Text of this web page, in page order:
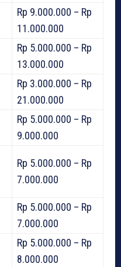
Rp 9.000.000 – Rp
11.000.000
Rp 5.000.000 – Rp
13.000.000
Rp 3.000.000 – Rp
21.000.000
Rp 5.000.000 – Rp
9.000.000
Rp 5.000.000 – Rp
7.000.000
Rp 5.000.000 – Rp
7.000.000
Rp 5.000.000 – Rp
8.000.000